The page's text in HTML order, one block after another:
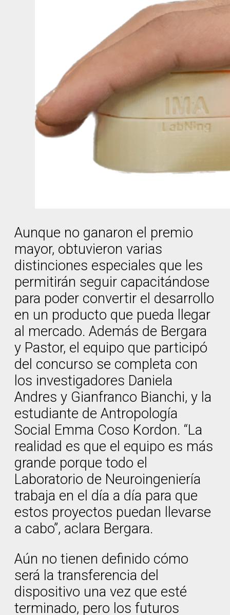
Aunque no ganaron el premio
mayor, obtuvieron varias
distinciones especiales que les
permitirán seguir capacitándose
para poder convertir el desarrollo
en un producto que pueda llegar
al mercado. Además de Bergara
y Pastor, el equipo que participó
del concurso se completa con
los investigadores Daniela
Andres y Gianfranco Bianchi, y la
estudiante de Antropología
Social Emma Coso Kordon. “La
realidad es que el equipo es más
grande porque todo el
Laboratorio de Neuroingeniería
trabaja en el día a día para que
estos proyectos puedan llevarse
a cabo”, aclara Bergara.
Aún no tienen definido cómo
será la transferencia del
dispositivo una vez que esté
terminado, pero los futuros